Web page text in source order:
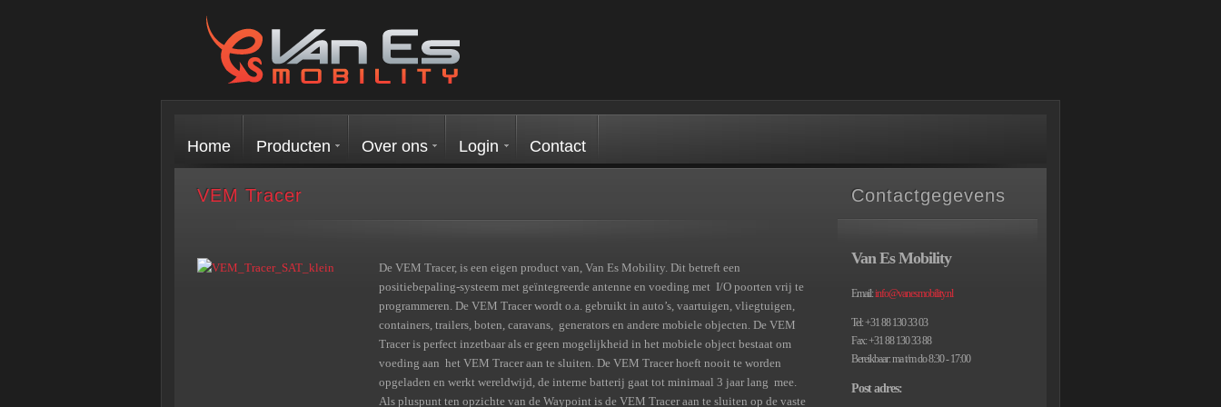
Home Producten Over ons Login Contact
VEM Tracer
De VEM Tracer, is een eigen product van, Van Es Mobility. Dit betreft een
positiebepaling-systeem met geïntegreerde antenne en voeding met I/O poorten vrij te
programmeren. De VEM Tracer wordt o.a. gebruikt in auto’s, vaartuigen, vliegtuigen,
containers, trailers, boten, caravans, generators en andere mobiele objecten. De VEM
Tracer is perfect inzetbaar als er geen mogelijkheid in het mobiele object bestaat om
voeding aan het VEM Tracer aan te sluiten. De VEM Tracer hoeft nooit te worden
opgeladen en werkt wereldwijd, de interne batterij gaat tot minimaal 3 jaar lang mee.
Als pluspunt ten opzichte van de Waypoint is de VEM Tracer aan te sluiten op de vaste
Contactgegevens
Van Es Mobility
Email:info@vanesmobility.nl
Tel: +31 88 130 33 03
Fax: +31 88 130 33 88
Bereikbaar: ma t/m do 8:30 - 17:00
Post adres: